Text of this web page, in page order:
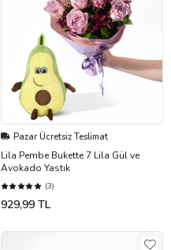
Pazar Ücretsiz Teslimat
Lila Pembe Bukette 7 Lila Gül ve
Avokado Yastık
(3)
929,99 TL